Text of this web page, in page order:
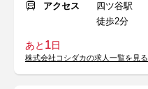
アクセス
四ツ谷駅
徒歩2分
あと 1日
株式会社コシダカの求人一覧を見る